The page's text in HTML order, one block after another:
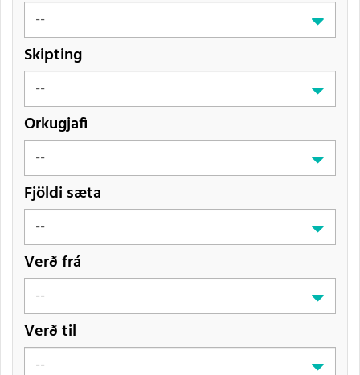
Skipting
Orkugjafi
Fjöldi sæta
Verð frá
Verð til